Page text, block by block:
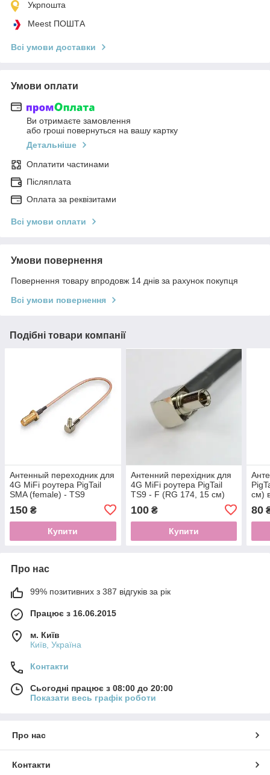
Укрпошта
Meest ПОШТА
Всі умови доставки
Умови оплати
Ви отримаєте замовлення
або гроші повернуться на вашу картку
Детальніше
Оплатити частинами
Післяплата
Оплата за реквізитами
Всі умови оплати
Умови повернення
Повернення товару впродовж 14 днів за рахунок покупця
Всі умови повернення
Подібні товари компанії
Антенный переходник для
4G MiFi роутера PigTail
SMA (female) - TS9
150 ₴
Купити
Антенний перехідник для
4G MiFi роутера PigTail
TS9 - F (RG 174, 15 см)
100₴
Купити
см)
80
Про нас
99% позитивних з 387 відгуків за рік
Працює з 16.06.2015
м. Київ
Київ, Україна
Контакти
Сьогодні працює з 08:00 до 20:00
Показати весь графік роботи
Про нас
Контакти